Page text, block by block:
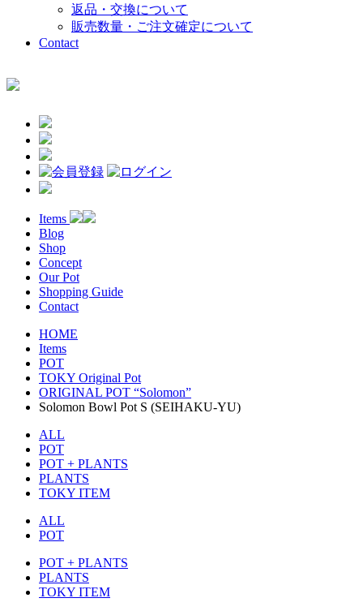
返品・交換について
販売数量・ご注文確定について
Contact
Items
Blog
Shop
Concept
Our Pot
Shopping Guide
Contact
HOME
Items
POT
TOKY Original Pot
ORIGINAL POT “Solomon”
Solomon Bowl Pot S (SEIHAKU-YU)
ALL
POT
POT + PLANTS
PLANTS
TOKY ITEM
ALL
POT
POT + PLANTS
PLANTS
TOKY ITEM